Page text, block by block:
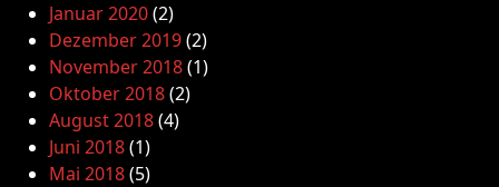
Januar 2020(2)
Dezember 2019(2)
November 2018(1)
Oktober 2018(2)
August 2018(4)
Juni 2018(1)
Mai 2018(5)